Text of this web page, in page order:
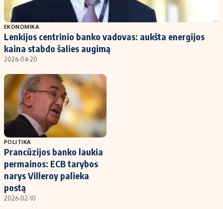
EKONOMIKA
Lenkijos centrinio banko vadovas: aukšta energijos
kaina stabdo šalies augimą
2026-04-20
POLITIKA
Prancūzijos banko laukia
permainos: ECB tarybos
narys Villeroy palieka
postą
2026-02-10